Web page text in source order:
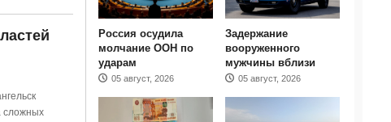
сложных
Россия осудила
молчание ООН по
ударам
05 август, 2026
Задержание
вооруженного
мужчины вблизи
05 август, 2026